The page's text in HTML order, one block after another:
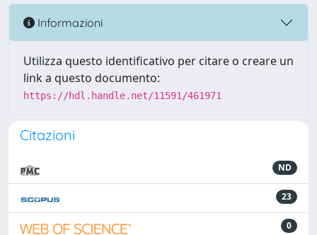
Informazioni
Utilizza questo identificativo per citare o creare un
link a questo documento:
https://hdl.handle.net/11591/461971
Citazioni
ND
23
0